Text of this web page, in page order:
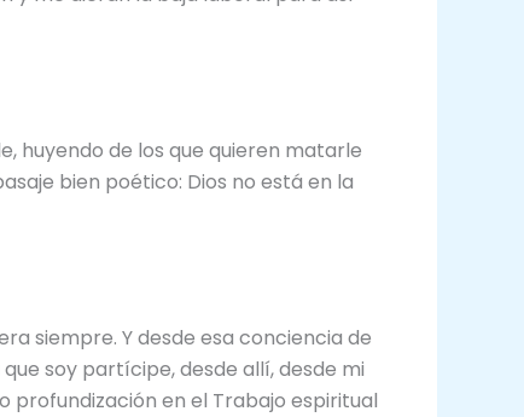
huyendo de los que quieren matarle
bien poético: Dios no está en la
siempre. Y desde esa conciencia de
soy partícipe, desde allí, desde mi
profundización en el Trabajo espiritual